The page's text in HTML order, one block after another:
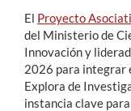
El Proyecto
del Ministerio de
Innovación y
2026 para integrar
Explora de
instancia clave